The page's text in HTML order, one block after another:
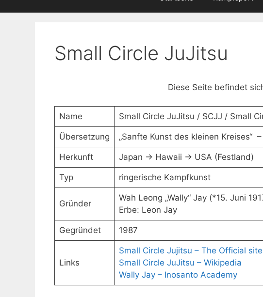
Small Circle JuJitsu
Diese Seite befindet
Name Small Circle JuJitsu / SCJJ / Small
Übersetzung „Sanfte Kunst des kleinen Kreises“
Herkunft Japan -> Hawaii -> USA (Festland)
Typ ringerische Kampfkunst
Gründer
Wah Leong „Wally“ Jay (*15. Juni
Erbe: Leon Jay
Gegründet 1987
Links
Small Circle Jujitsu – The Official
Small Circle JuJitsu – Wikipedia
Wally Jay – Inosanto Academy